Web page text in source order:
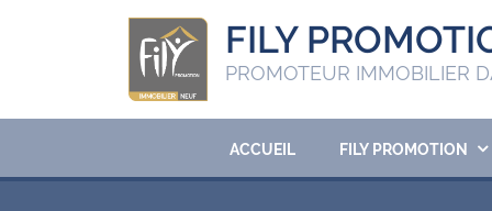
FILY
PROMOTEUR IMMOBILIER
ACCUEIL FILY PROMOTION